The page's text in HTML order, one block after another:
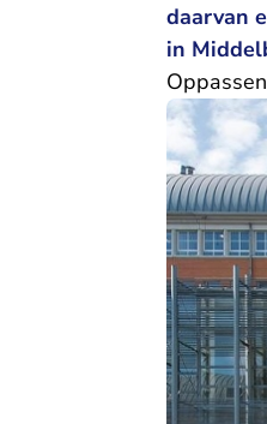
daarvan
in
Oppassen